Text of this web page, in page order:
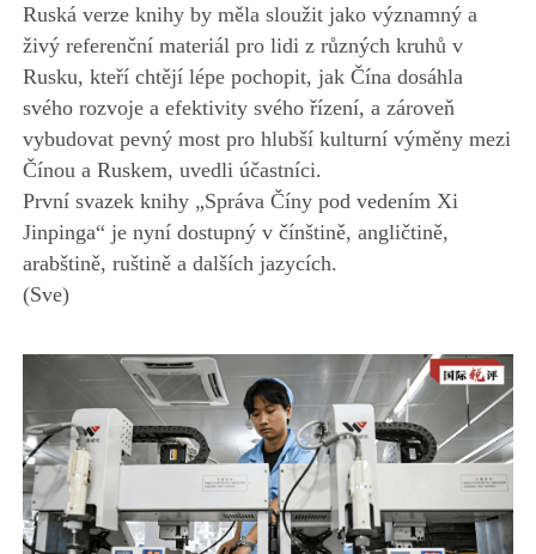
Ruská verze knihy by měla sloužit jako významný a
živý referenční materiál pro lidi z různých kruhů v
Rusku, kteří chtějí lépe pochopit, jak Čína dosáhla
svého rozvoje a efektivity svého řízení, a zároveň
vybudovat pevný most pro hlubší kulturní výměny mezi
Čínou a Ruskem, uvedli účastníci.
První svazek knihy „Správa Číny pod vedením Xi
Jinpinga“ je nyní dostupný v čínštině, angličtině,
arabštině, ruštině a dalších jazycích.
(Sve)